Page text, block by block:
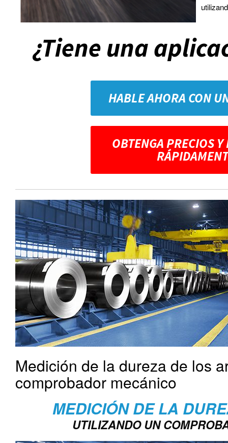
¿Tiene una
HABLE AHORA CON
OBTENGA PRECIOS Y
Medición de la dureza de los
comprobador mecánico
MEDICIÓN DE LA
UTILIZANDO UN